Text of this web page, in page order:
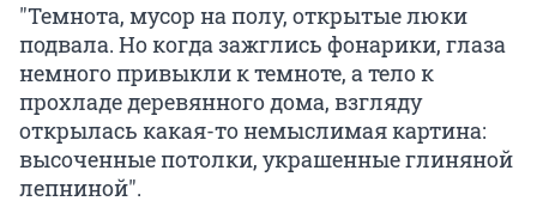
"Темнота, мусор на полу, открытые люки
подвала. Но когда зажглись фонарики, глаза
немного привыкли к темноте, а тело к
прохладе деревянного дома, взгляду
открылась какая-то немыслимая картина:
высоченные потолки, украшенные глиняной
лепниной".